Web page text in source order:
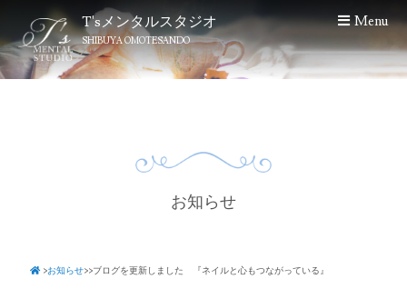
i
p
T'sメンタルスタジオ
SHIBUYA OMOTESANDO
Menu
お知らせ
>お知らせ>>ブログを更新しました 『ネイルと心もつながっている』